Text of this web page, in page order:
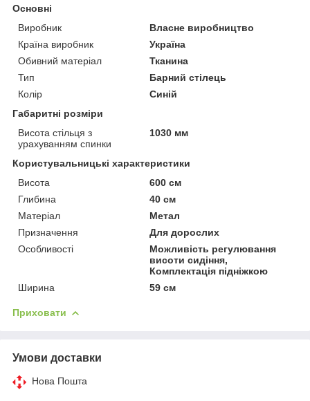
Основні
Виробник
Власне виробництво
Країна виробник
Україна
Обивний матеріал
Тканина
Тип
Барний стілець
Колір
Синій
Габаритні розміри
Висота стільця з
урахуванням спинки
1030 мм
Користувальницькі характеристики
Висота
600 см
Глибина
40 см
Матеріал
Метал
Призначення
Для дорослих
Особливості
Можливість регулювання
висоти сидіння,
Комплектація підніжкою
Ширина
59 см
Приховати
Умови доставки
Нова Пошта